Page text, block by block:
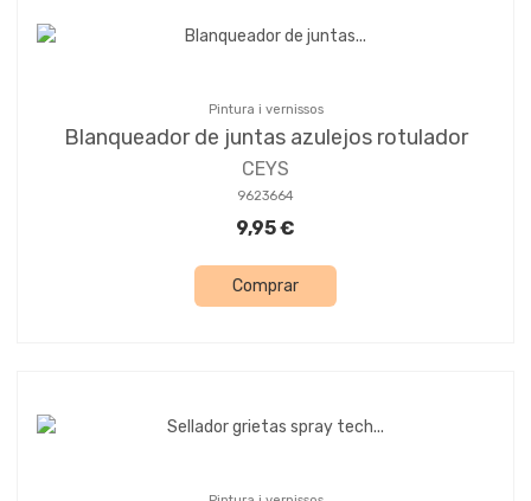
Pintura i vernissos
Blanqueador de juntas azulejos rotulador
CEYS
9623664
9,95 €
Comprar